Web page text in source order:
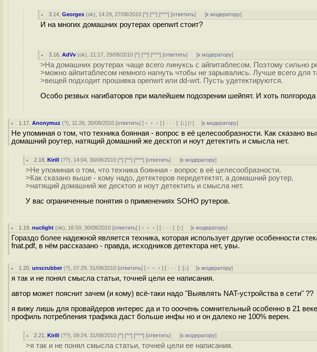
3.14 ,Georges (ok), 14:29, 27/08/2010 [^] [^^] [^^^] [ответить] [к модератору]
И на многих домашних роутерах openwrt стоит?
3.16 ,AdVv (ok), 21:17, 29/08/2010 [^] [^^] [^^^] [ответить] [к модератору]
>На домашних роутерах чаще всего линуксь с айпитаблесом. Поэтому сильно
>можно айпитаблесом немного нагнуть чтобы не зарывались. Лучше всего для
>вещей подходит прошивка openwrt или dd-wrt. Пусть удетектируются.
Особо резвых нагибаторов при малейшем подозрении шейпят. И хоть полгорода
1.17 ,Anonymuz (?), 11:26, 30/08/2010 [ответить] [ ﹢﹢﹢] [ · · ·][↓] [↑] [к модератору]
Не упоминая о том, что техника боянная - вопрос в её целесообразности. Как сказано
домашний роутер, натящий домашний же десктоп и ноут детектить и смысла нет.
2.18 ,Kirill (??), 14:04, 30/08/2010 [^] [^^] [^^^] [ответить] [к модератору]
>Не упоминая о том, что техника боянная - вопрос в её целесообразности.
>Как сказано выше - кому надо, детектеров передетектят, а домашний роутер,
>натящий домашний же десктоп и ноут детектить и смысла нет.
У вас ограниченные понятия о применениях SOHO рутеров.
1.19 ,nuclight (ok), 16:59, 30/08/2010 [ответить] [ ﹢﹢﹢] [ · · ·][↑] [к модератору]
Гораздо более надежной является техника, которая использует другие особенности
fnat.pdf, в нём рассказано - правда, исходников детектора нет, увы.
1.20 ,unscrubber(?), 07:29, 31/08/2010 [ответить] [ ﹢﹢﹢] [ · · ·][↓] [к модератору]
я так и не понял смысла статьи, точней цели ее написания.
автор может пояснит зачем (и кому) всё-таки надо "Выявлять NAT-устройства в сети" ??
я вижу лишь для провайдеров интерес да и то ооочень сомнительный особенно в 21
профиль потребления трафика даст больше инфы но и он далеко не 100% верен.
2.21 ,Kirill (??), 09:24, 31/08/2010 [^] [^^] [^^^] [ответить] [к модератору]
>я так и не понял смысла статьи, точней цели ее написания.